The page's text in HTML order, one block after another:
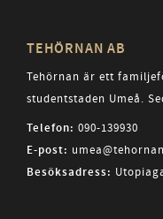
TEHÖRNAN AB
Tehörnan är ett
studentstaden Umeå.
Telefon: 090-139930
E-post:
Besöksadress: